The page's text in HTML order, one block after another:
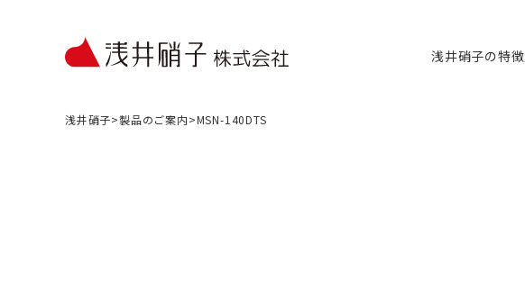
浅井硝子の特徴
浅井硝子>製品のご案内>MSN-140DTS